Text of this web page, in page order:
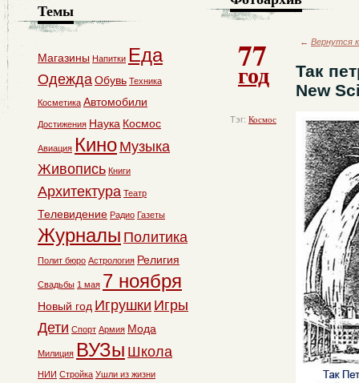
77
год
Тэг: Космос
← Вернутся
Так
New
Темы
Магазины Напитки Еда
ОдеждаОбувь Техника
Косметика Автомобили
Достижения Наука Космос
Авиация Кино Музыка
Живопись Книги
Архитектура Театр
Телевидение Радио Газеты
Журналы Политика
Полит бюро Астрология Религия
Свадьбы 1 мая 7 ноября
Новый год Игрушки Игры
Дети Спорт Армия Мода
Милиция ВУЗы Школа
НИИ Стройка Ушли из жизни